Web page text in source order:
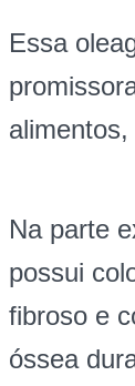
Essa
Na parte
possui
fibroso e
óssea